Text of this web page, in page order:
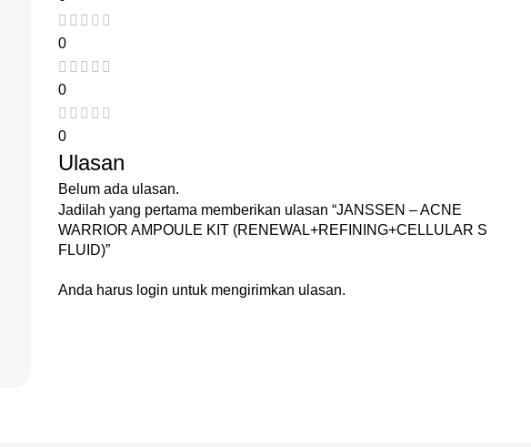
0
0
0
Ulasan
Belum ada ulasan.
Jadilah yang pertama memberikan ulasan “JANSSEN – ACNE
WARRIOR AMPOULE KIT (RENEWAL+REFINING+CELLULAR S
FLUID)”
Anda harus login untuk mengirimkan ulasan.